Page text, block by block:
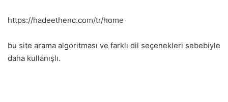
https://hadeethenc.com/tr/home
bu site arama algoritması ve farklı dil seçenekleri sebebiyle
daha kullanışlı.